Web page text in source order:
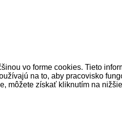
vo forme cookies. Tieto
na to, aby pracovisko
môžete získať kliknutím na